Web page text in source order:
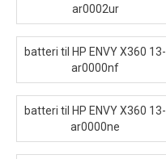
ar0002ur
batteri til HP ENVY X360 13-
ar0000nf
batteri til HP ENVY X360 13-
ar0000ne